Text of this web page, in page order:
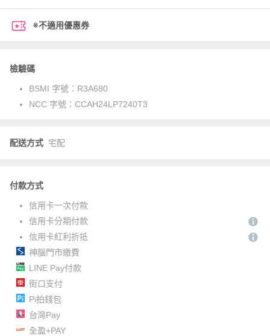
※不適用優惠券
檢驗碼
BSMI 字號： R3A680
NCC 字號： CCAH24LP7240T3
配送方式 宅配
付款方式
信用卡一次付款
信用卡分期付款
信用卡紅利折抵
神腦門市繳費
LINE Pay付款
街口支付
Pi拍錢包
台灣Pay
全盈+PAY